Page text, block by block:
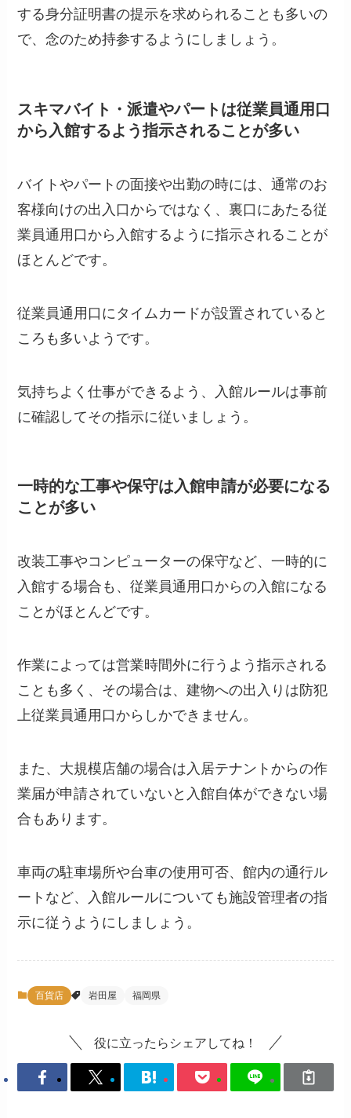
する身分証明書の提示を求められることも多いの
で、念のため持参するようにしましょう。
スキマバイト・派遣やパートは従業員通用口
から入館するよう指示されることが多い
バイトやパートの面接や出勤の時には、通常のお
客様向けの出入口からではなく、裏口にあたる従
業員通用口から入館するように指示されることが
ほとんどです。
従業員通用口にタイムカードが設置されていると
ころも多いようです。
気持ちよく仕事ができるよう、入館ルールは事前
に確認してその指示に従いましょう。
一時的な工事や保守は入館申請が必要になる
ことが多い
改装工事やコンピューターの保守など、一時的に
入館する場合も、従業員通用口からの入館になる
ことがほとんどです。
作業によっては営業時間外に行うよう指示される
ことも多く、その場合は、建物への出入りは防犯
上従業員通用口からしかできません。
また、大規模店舗の場合は入居テナントからの作
業届が申請されていないと入館自体ができない場
合もあります。
車両の駐車場所や台車の使用可否、館内の通行ル
ートなど、入館ルールについても施設管理者の指
示に従うようにしましょう。
百貨店 岩田屋 福岡県
役に立ったらシェアしてね！